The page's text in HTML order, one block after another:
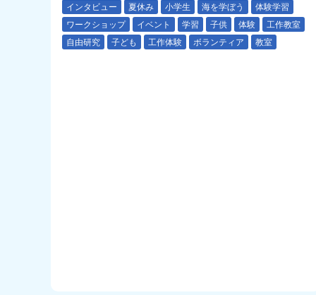
インタビュー 夏休み 小学生 海を学ぼう
体験学習
ワークショップ
イベント 学習 子供 体験
工作教室
自由研究
子ども 工作体験 ボランティア 教室